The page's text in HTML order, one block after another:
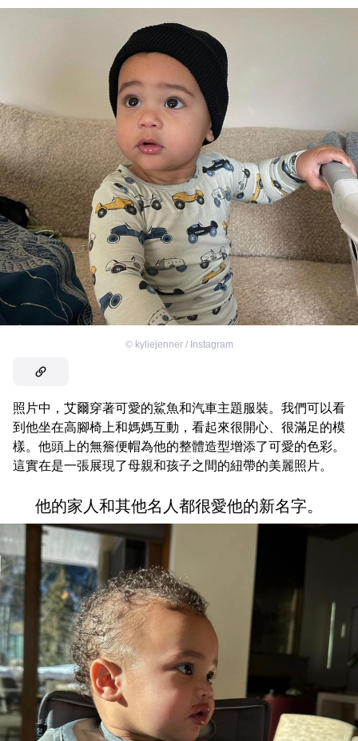
© kyliejenner / Instagram
照片中，艾爾穿著可愛的鯊魚和汽車主題服裝。我們可以看
到他坐在高腳椅上和媽媽互動，看起來很開心、很滿足的模
樣。他頭上的無簷便帽為他的整體造型增添了可愛的色彩。
這實在是一張展現了母親和孩子之間的紐帶的美麗照片。
他的家人和其他名人都很愛他的新名字。